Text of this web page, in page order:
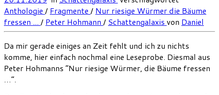
Anthologie / Fragmente / Nur riesige Würmer die Bäume
fressen ... / Peter Hohmann / Schattengalaxis von Daniel
Da mir gerade einiges an Zeit fehlt und ich zu nichts
komme, hier einfach nochmal eine Leseprobe. Diesmal aus
Peter Hohmanns “Nur riesige Würmer, die Bäume fressen
…”.